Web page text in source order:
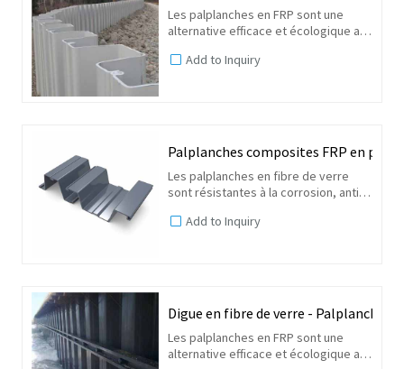
Les palplanches en FRP sont une
alternative efficace et écologique aux
structures marines, les murs anti-
Add to Inquiry
Palplanches composites FRP en
Les palplanches en fibre de verre
sont résistantes à la corrosion, anti-
matériau de construction alternatif
Add to Inquiry
Digue en fibre de verre - Palplanches
Les palplanches en FRP sont une
alternative efficace et écologique aux